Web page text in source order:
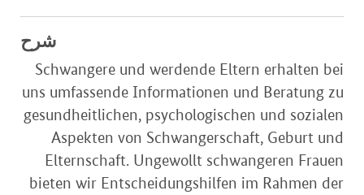
شرح
Schwangere und werdende Eltern erhalten bei
uns umfassende Informationen und Beratung zu
gesundheitlichen, psychologischen und sozialen
Aspekten von Schwangerschaft, Geburt und
Elternschaft. Ungewollt schwangeren Frauen
bieten wir Entscheidungshilfen im Rahmen der